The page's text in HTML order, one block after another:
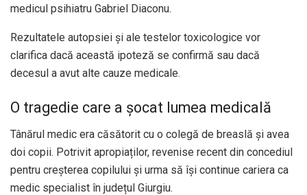
medicul psihiatru Gabriel Diaconu.
Rezultatele autopsiei și ale testelor toxicologice vor
clarifica dacă această ipoteză se confirmă sau dacă
decesul a avut alte cauze medicale.
O tragedie care a șocat lumea medicală
Tânărul medic era căsătorit cu o colegă de breaslă și avea
doi copii. Potrivit apropiaților, revenise recent din concediul
pentru creșterea copilului și urma să își continue cariera ca
medic specialist în județul Giurgiu.